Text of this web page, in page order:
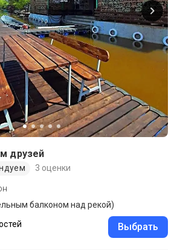
друзей
3 оценки
балконом над рекой)
Выбрать